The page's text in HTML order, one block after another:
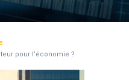
pour l’économie ?